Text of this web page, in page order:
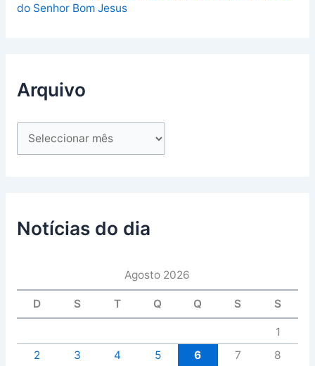
do Senhor Bom Jesus
Arquivo
Notícias do dia
Agosto 2026
D S T Q Q S S
1
2
3 4 5 6 7
8